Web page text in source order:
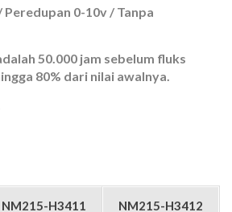
Peredupan 0-10v / Tanpa
50.000 jam sebelum fluks
80% dari nilai awalnya.
NM215-H3411 NM215-H3412